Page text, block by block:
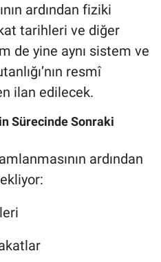
ardından fiziki
tarihleri ve diğer
de yine aynı sistem ve
resmî
ilan edilecek.
Sürecinde Sonraki
ardından